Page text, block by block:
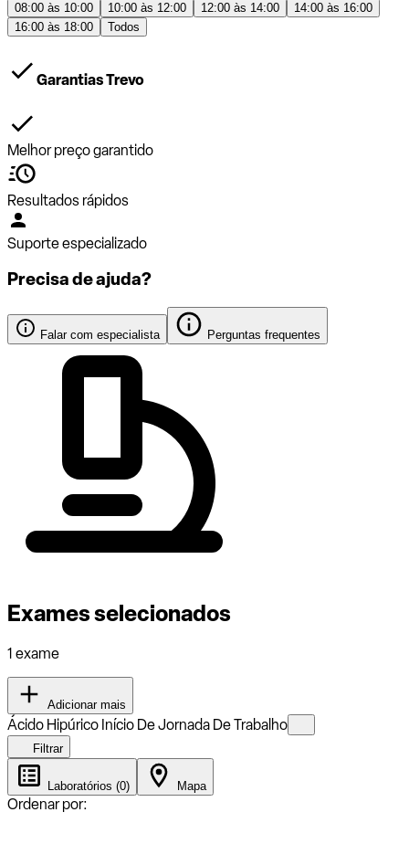
08:00 às 10:00 10:00 às 12:00 12:00 às 14:00
14:00 às 16:00
16:00 às 18:00
Todos
Garantias Trevo
Melhor preço garantido
Resultados rápidos
Suporte especializado
Precisa de ajuda?
Falar com especialista Perguntas frequentes
Exames selecionados
1 exame
Adicionar mais
Ácido Hipúrico Início De Jornada De Trabalho
Filtrar
Laboratórios (0) Mapa
Ordenar por: